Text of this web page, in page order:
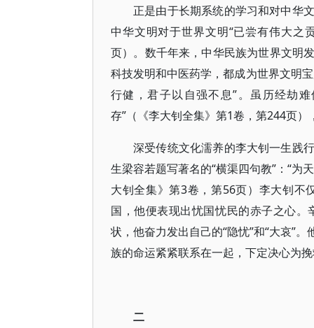
正是由于长期系统的学习和对中华
中华文明对于世界文明“已尝有伟大之
页）。数千年来，中华民族为世界文明
科技发明和中医药学，都成为世界文明
行健，君子以自强不息”。虽历经劫
存”（《李大钊全集》第1卷，第244页
深受传统文化濡养的李大钊一生践
生梁容若题写著名的“横渠四句教”：“为
大钊全集》第3卷，第56页）李大钊不
国，他便表现出忧国忧民的赤子之心
状，他奋力发出自己的“隐忧”和“大哀”
族的命运紧紧联系在一起，下定决心为
二